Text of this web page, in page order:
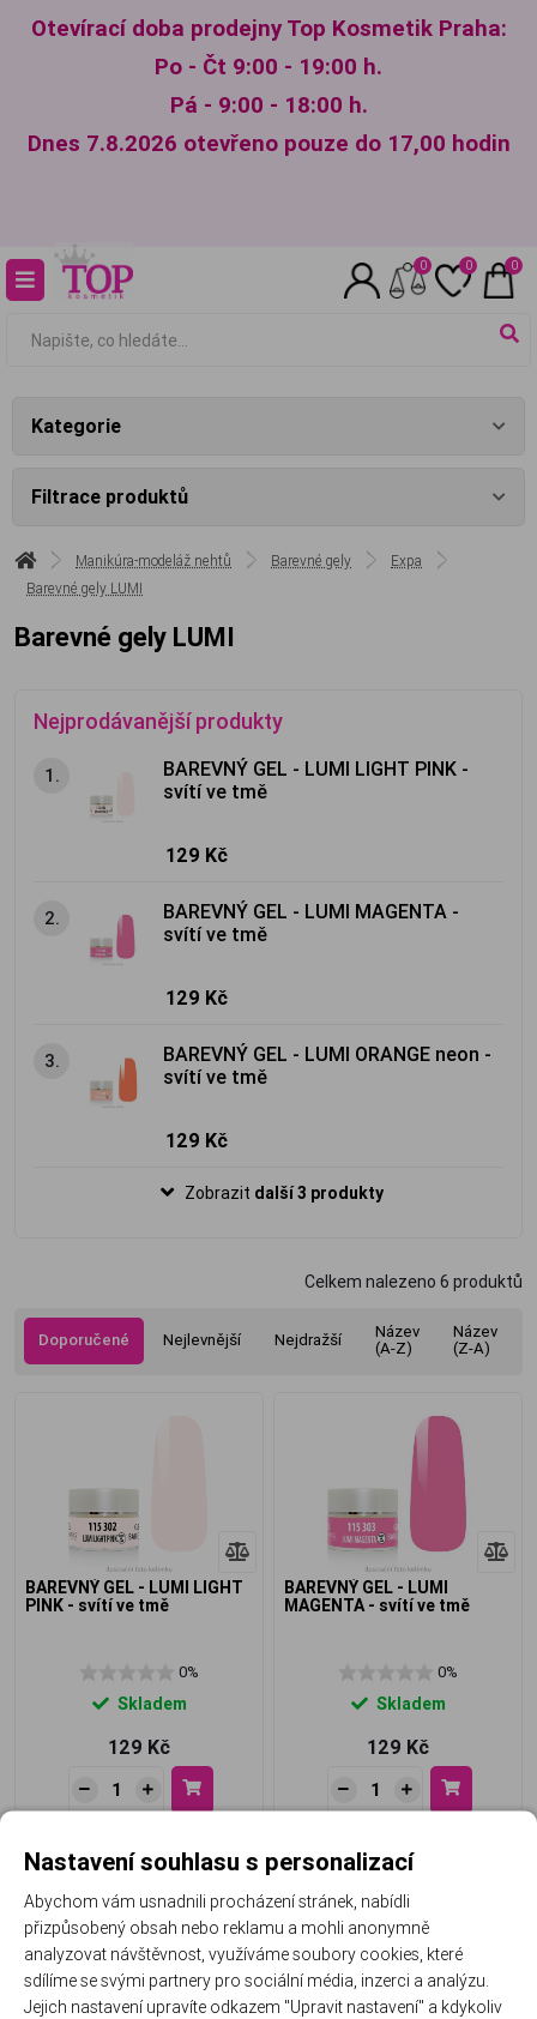
Otevírací doba prodejny Top Kosmetik Praha:
Po - Čt 9:00 - 19:00 h.
Pá - 9:00 - 18:00 h.
Dnes 7.8.2026 otevřeno pouze do 17,00 hodin
0 0 0
Kategorie
Filtrace produktů
Manikúra-modeláž nehtů Barevné gely
Expa
Barevné gely LUMI
Barevné gely LUMI
Nejprodávanější produkty
1.
BAREVNÝ GEL - LUMI LIGHT PINK -
svítí ve tmě
129 Kč
2.
BAREVNÝ GEL - LUMI MAGENTA -
svítí ve tmě
129 Kč
3.
BAREVNÝ GEL - LUMI ORANGE neon -
svítí ve tmě
129 Kč
Zobrazit další 3 produkty
Celkem nalezeno 6 produktů
Doporučené Nejlevnější Nejdražší
Název
(A-Z)
Název
(Z-A)
BAREVNÝ GEL - LUMI LIGHT
PINK - svítí ve tmě
0%
Skladem
129 Kč
BAREVNÝ GEL - LUMI
MAGENTA - svítí ve tmě
0%
Skladem
129 Kč
Nastavení souhlasu s personalizací
Abychom vám usnadnili procházení stránek, nabídli
přizpůsobený obsah nebo reklamu a mohli anonymně
analyzovat návštěvnost, využíváme soubory cookies, které
sdílíme se svými partnery pro sociální média, inzerci a analýzu.
Jejich nastavení upravíte odkazem "Upravit nastavení" a kdykoliv